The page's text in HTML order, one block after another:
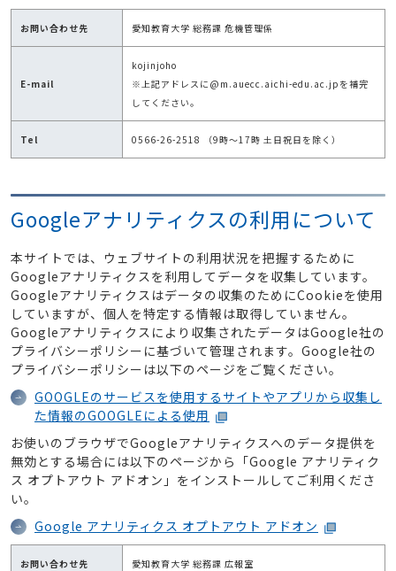
お問い合わせ先 愛知教育大学 総務課 危機管理係
E-mail
kojinjoho
※上記アドレスに@m.auecc.aichi-edu.ac.jpを補完
してください。
Tel 0566-26-2518 （9時～17時 土日祝日を除く）
Googleアナリティクスの利用について
本サイトでは、ウェブサイトの利用状況を把握するために
Googleアナリティクスを利用してデータを収集しています。
Googleアナリティクスはデータの収集のためにCookieを使用
していますが、個人を特定する情報は取得していません。
Googleアナリティクスにより収集されたデータはGoogle社の
プライバシーポリシーに基づいて管理されます。Google社の
プライバシーポリシーは以下のページをご覧ください。
GOOGLEのサービスを使用するサイトやアプリから収集し
た情報のGOOGLEによる使用
お使いのブラウザでGoogleアナリティクスへのデータ提供を
無効とする場合には以下のページから「Google アナリティク
ス オプトアウト アドオン」をインストールしてご利用くださ
い。
Google アナリティクス オプトアウト アドオン
お問い合わせ先 愛知教育大学 総務課 広報室